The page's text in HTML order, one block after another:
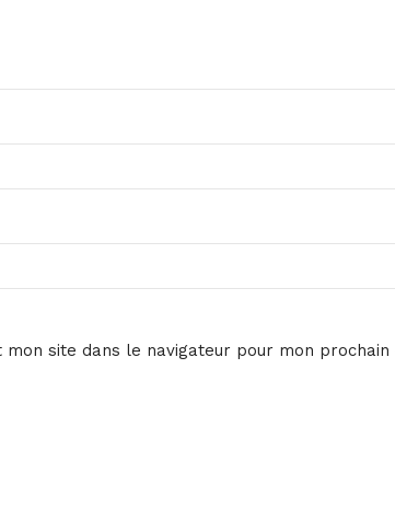
site dans le navigateur pour mon prochain